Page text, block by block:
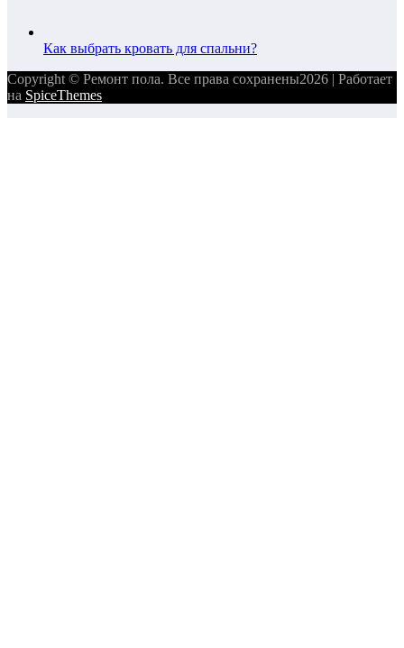
Как выбрать кровать для спальни?
Copyright © Ремонт пола. Все права сохранены2026 | Работает
на SpiceThemes